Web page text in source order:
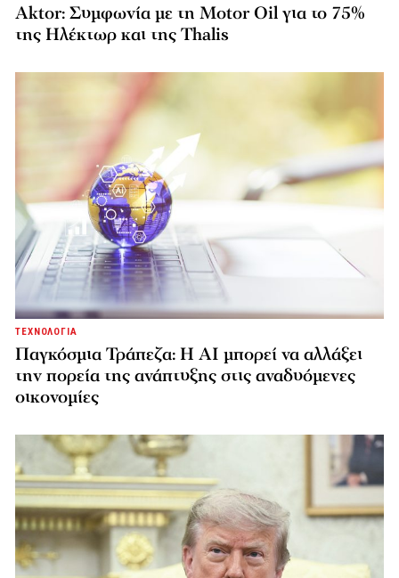
Aktor: Συμφωνία με τη Motor Oil για το 75%
της Ηλέκτωρ και της Thalis
ΤΕΧΝΟΛΟΓΙΑ
Παγκόσμια Τράπεζα: Η AI μπορεί να αλλάξει
την πορεία της ανάπτυξης στις αναδυόμενες
οικονομίες